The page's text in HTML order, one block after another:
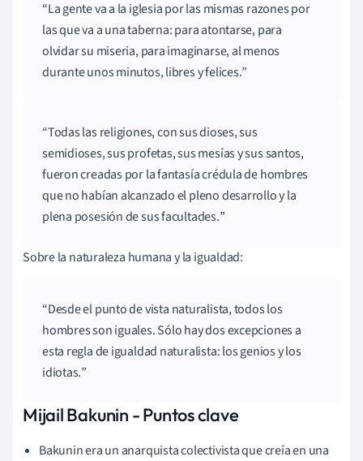
La gente va a la iglesia por las mismas razones por
las que va a una taberna: para atontarse, para
olvidar su miseria, para imaginarse, al menos
durante unos minutos, libres y felices.
Todas las religiones, con sus dioses, sus
semidioses, sus profetas, sus mesías y sus santos,
fueron creadas por la fantasía crédula de hombres
que no habían alcanzado el pleno desarrollo y la
plena posesión de sus facultades.
Sobre la naturaleza humana y la igualdad:
Desde el punto de vista naturalista, todos los
hombres son iguales. Sólo hay dos excepciones a
esta regla de igualdad naturalista: los genios y los
idiotas.
Mijail Bakunin - Puntos clave
Bakunin era un anarquista colectivista que creía en una